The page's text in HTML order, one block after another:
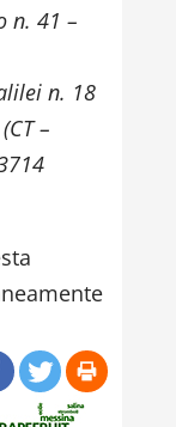
n. 41 –
n. 18
–